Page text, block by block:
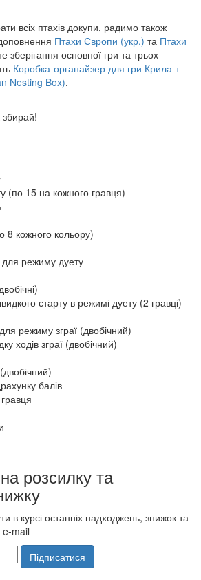
всіх птахів докупи, радимо також
Птахи Європи (укр.) та Птахи
зберігання основної гри та трьох
Коробка-органайзер для гри Крила +
Nesting Box).
(по 15 на кожного гравця)
8 кожного кольору)
для режиму дуету
старту в режимі дуету (2 гравці)
режиму зграї (двобічний)
ходів зграї (двобічний)
балів
розсилку та
в курсі останніх надходжень, знижок та
e-mail
Підписатися